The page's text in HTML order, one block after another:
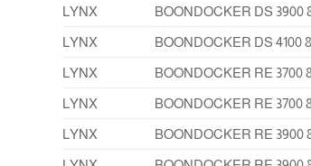
LYNX
BOONDOCKER DS 3900
LYNX
BOONDOCKER DS 4100
LYNX
BOONDOCKER RE 3700
LYNX
BOONDOCKER RE 3700
LYNX
BOONDOCKER RE 3900